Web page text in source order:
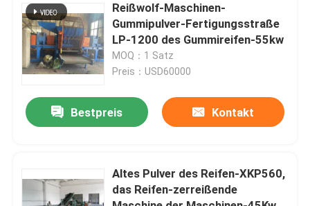
Qualitätskontrolle
Treten Sie mit uns in Verbindung
Nachrichten
Gummiprozeßmaschine
Reißwolf-Maschinen-
Gummipulver-Fertigungsstraße
LP-1200 des Gummireifen-55kw
MOQ：1 Satz
Preis：USD60000
Bestpreis Kontakt
Altes Pulver des Reifen-XKP560,
das Reifen-zerreißende